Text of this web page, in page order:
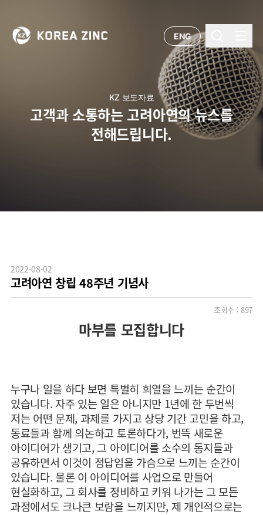
ENG
KZ 보도자료
고객과 소통하는 고려아연의 뉴스를
전해드립니다.
고려아연 창립 48주년 기념사
2022-08-02
조회수 : 897
마부를 모집합니다
누구나 일을 하다 보면 특별히 희열을 느끼는 순간이
있습니다. 자주 있는 일은 아니지만 1년에 한 두번씩
저는 어떤 문제, 과제를 가지고 상당 기간 고민을 하고,
동료들과 함께 의논하고 토론하다가, 번뜩 새로운
아이디어가 생기고, 그 아이디어를 소수의 동지들과
공유하면서 이것이 정답임을 가슴으로 느끼는 순간이
있습니다. 물론 이 아이디어를 사업으로 만들어
현실화하고, 그 회사를 정비하고 키워 나가는 그 모든
과정에서도 크나큰 보람을 느끼지만, 제 개인적으로는